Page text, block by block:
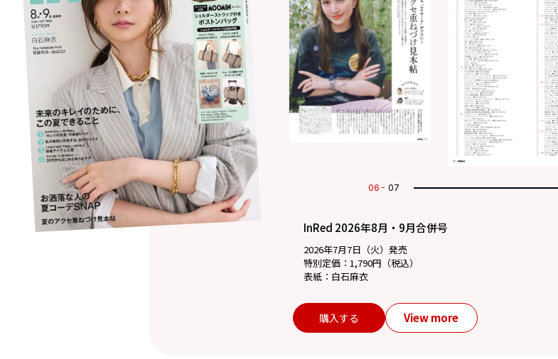
07 07
InRed 2026年8月・9月合併号
2026年7月7日（火）発売
特別定価：1,790円（税込）
表紙：白石麻衣
購入する View more